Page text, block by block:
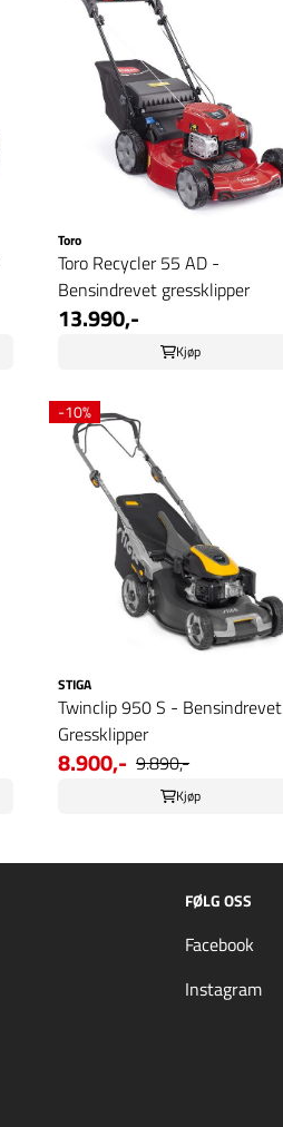
Toro
Toro Recycler 55 AD -
Bensindrevet gressklipper
13.990,-
Kjøp
-10%
STIGA
Twinclip 950 S - Bensindrevet
Gressklipper
8.900,- 9.890,-
Kjøp
FØLG OSS
Facebook
Instagram